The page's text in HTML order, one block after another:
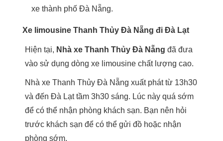
xe thành phố Đà Nẵng.
Xe limousine Thanh Thủy Đà Nẵng đi Đà Lạt
Hiện tại, Nhà xe Thanh Thủy Đà Nẵng đã đưa
vào sử dụng dòng xe limousine chất lượng cao.
Nhà xe Thanh Thủy Đà Nẵng xuất phát từ 13h30
và đến Đà Lạt tầm 3h30 sáng. Lúc này quá sớm
để có thể nhận phòng khách sạn. Bạn nên hỏi
trước khách sạn để có thể gửi đồ hoặc nhận
phòng sớm.